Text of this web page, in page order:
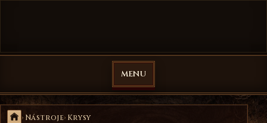
MENU
Domů
Nástroje Krysy